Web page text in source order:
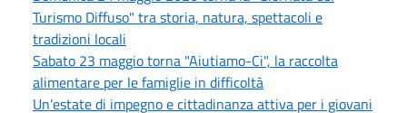
Turismo Diffuso" tra storia, natura, spettacoli e
tradizioni locali
Sabato 23 maggio torna "Aiutiamo-Ci", la raccolta
alimentare per le famiglie in difficoltà
Un’estate di impegno e cittadinanza attiva per i giovani